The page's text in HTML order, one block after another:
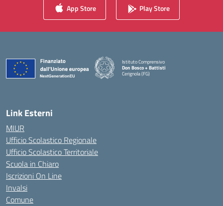
App Store Play Store
Istituto Comprensivo
Don Bosco + Battisti
Cerignola (FG)
— Visita la pagina iniziale della scuola
Link Esterni
MIUR
Ufficio Scolastico Regionale
Ufficio Scolastico Territoriale
Scuola in Chiaro
Iscrizioni On Line
Invalsi
Comune